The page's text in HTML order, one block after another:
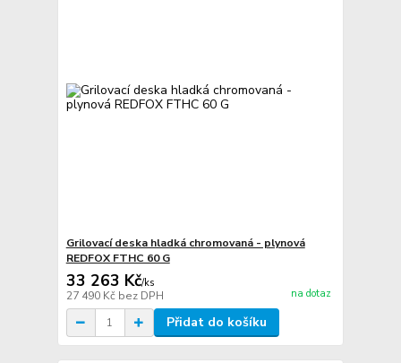
Grilovací deska hladká chromovaná - plynová
REDFOX FTHC 60 G
33 263 Kč/ks
27 490 Kč bez DPH na dotaz
Přidat do košíku